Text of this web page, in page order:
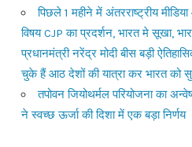
पिछले 1 महीने में अंतरराष्ट्रीय
विषय CJP का प्रदर्शन, भारत मे सूखा,
प्रधानमंत्री नरेंद्र मोदी बीस बड़ी
चुके हैं आठ देशों की यात्रा कर भारत को
तपोवन जियोथर्मल परियोजना का
ने स्वच्छ ऊर्जा की दिशा में एक बड़ा निर्णय